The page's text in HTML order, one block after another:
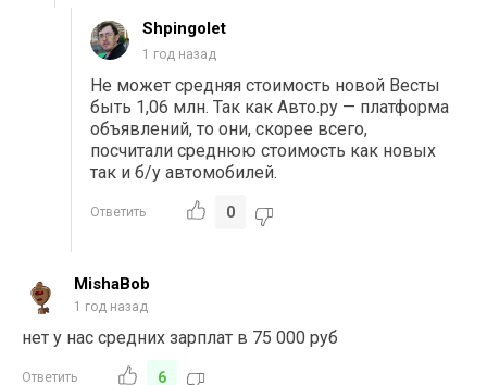
Shpingolet
1 год назад
Не может средняя стоимость новой Весты
быть 1,06 млн. Так как Авто.ру — платформа
объявлений, то они, скорее всего,
посчитали среднюю стоимость как новых
так и б/у автомобилей.
Ответить 0
MishaBob
1 год назад
нет у нас средних зарплат в 75 000 руб
Ответить 6